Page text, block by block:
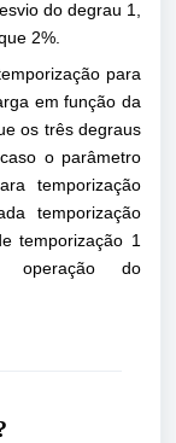
do degrau 1,
2%.
para
em função da
os três degraus
o parâmetro
temporização
temporização
temporização 1
operação do